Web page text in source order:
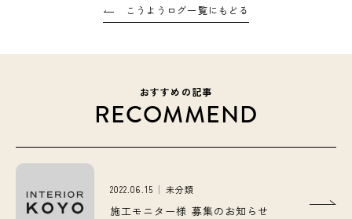
こうようログ一覧にもどる
おすすめの記事
RECOMMEND
2022.06.15 未分類
施工モニター様 募集のお知らせ